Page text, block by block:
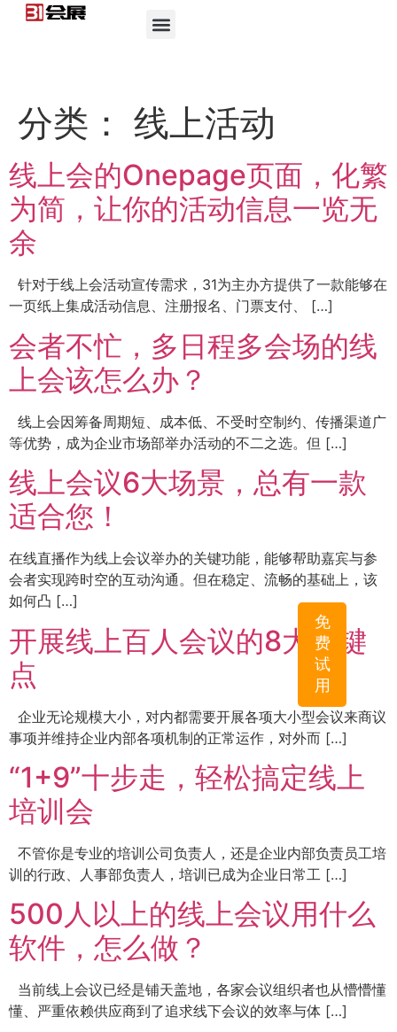
免
费
试
用
分类： 线上活动
线上会的Onepage页面，化繁
为简，让你的活动信息一览无
余
针对于线上会活动宣传需求，31为主办方提供了一款能够在
一页纸上集成活动信息、注册报名、门票支付、 […]
会者不忙，多日程多会场的线
上会该怎么办？
线上会因筹备周期短、成本低、不受时空制约、传播渠道广
等优势，成为企业市场部举办活动的不二之选。但 […]
线上会议6大场景，总有一款
适合您！
在线直播作为线上会议举办的关键功能，能够帮助嘉宾与参
会者实现跨时空的互动沟通。但在稳定、流畅的基础上，该
如何凸 […]
开展线上百人会议的8大关键
点
企业无论规模大小，对内都需要开展各项大小型会议来商议
事项并维持企业内部各项机制的正常运作，对外而 […]
“1+9”十步走，轻松搞定线上
培训会
不管你是专业的培训公司负责人，还是企业内部负责员工培
训的行政、人事部负责人，培训已成为企业日常工 […]
500人以上的线上会议用什么
软件，怎么做？
当前线上会议已经是铺天盖地，各家会议组织者也从懵懵懂
懂、严重依赖供应商到了追求线下会议的效率与体 […]